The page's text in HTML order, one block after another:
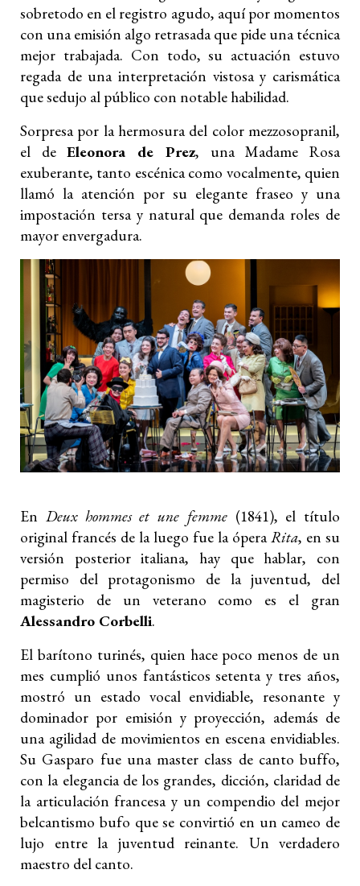
sobretodo en el registro agudo, aquí por momentos
con una emisión algo retrasada que pide una técnica
mejor trabajada. Con todo, su actuación estuvo
regada de una interpretación vistosa y carismática
que sedujo al público con notable habilidad.
Sorpresa por la hermosura del color mezzosopranil,
el deEleonora de Prez, una Madame Rosa
exuberante, tanto escénica como vocalmente, quien
llamó la atención por su elegante fraseo y una
impostación tersa y natural que demanda roles de
mayor envergadura.
En Deux hommes et une femme(1841), el título
original francés de la luego fue la ópera Rita, en su
versión posterior italiana, hay que hablar, con
permiso del protagonismo de la juventud, del
magisterio de un veterano como es el gran
Alessandro Corbelli.
El barítono turinés, quien hace poco menos de un
mes cumplió unos fantásticos setenta y tres años,
mostró un estado vocal envidiable, resonante y
dominador por emisión y proyección, además de
una agilidad de movimientos en escena envidiables.
Su Gasparo fue una master class de canto buffo,
con la elegancia de los grandes, dicción, claridad de
la articulación francesa y un compendio del mejor
belcantismo bufo que se convirtió en un cameo de
lujo entre la juventud reinante. Un verdadero
maestro del canto.